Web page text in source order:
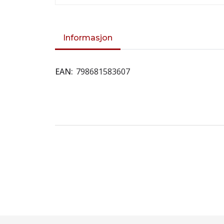
Informasjon
EAN 798681583607